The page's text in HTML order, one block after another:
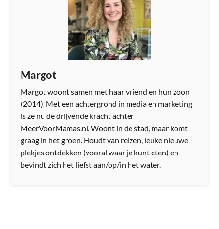
Margot
Margot woont samen met haar vriend en hun zoon
(2014). Met een achtergrond in media en marketing
is ze nu de drijvende kracht achter
MeerVoorMamas.nl. Woont in de stad, maar komt
graag in het groen. Houdt van reizen, leuke nieuwe
plekjes ontdekken (vooral waar je kunt eten) en
bevindt zich het liefst aan/op/in het water.